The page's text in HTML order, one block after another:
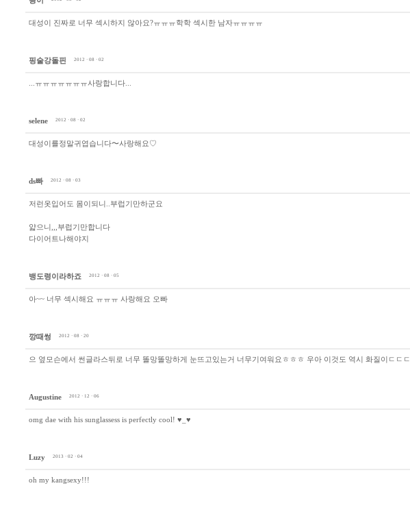
대성이 진짜로 너무 섹시하지 않아요?ㅠㅠㅠ학학 섹시한 남자ㅠㅠㅠㅠ
핑술강돌핀 2012 · 08 · 02
...ㅠㅠㅠㅠㅠㅠㅠ사랑합니다...
selene 2012 · 08 · 02
대성이를정말귀엽습니다〜사랑해요♡
ds빠 2012 · 08 · 03
저런옷입어도 몸이되니..부럽기만하군요
얇으니,,,부럽기만합니다
다이어트나해야지
뱅도령이라하죠 2012 · 08 · 05
아~~ 너무 섹시해요 ㅠㅠㅠ 사랑해요 오빠
깡때썽 2012 · 08 · 20
으 옆모슨에서 썬글라스뒤로 너무 똘망똘망하게 눈뜨고있는거 너무기여워요ㅎㅎㅎ 우아 이것도 역시 화질이ㄷㄷㄷ
Augustine 2012 · 12 · 06
omg dae with his sunglassess is perfectly cool! ♥_♥
Luzy 2013 · 02 · 04
oh my kangsexy!!!